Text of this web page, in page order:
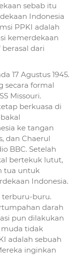
sebab itu
Indonesia
PPKI adalah
kemerdekaan
berasal dari
17 Agustus 1945.
secara formal
Missouri.
berkuasa di
ke tangan
dan Chaerul
BBC. Setelah
bertekuk lutut,
tua untuk
Indonesia.
buru.
darah
pun dilakukan
tidak
adalah sebuah
inginkan